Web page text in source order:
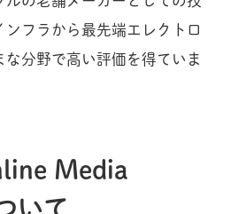
フラから最先端エレクトロ
分野で高い評価を得ていま
Media
いて